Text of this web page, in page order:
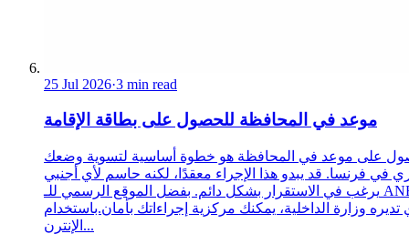
25 Jul 2026·3 min read
موعد في المحافظة للحصول على بطاقة الإقامة
على موعد في المحافظة هو خطوة أساسية لتسوية وضعك
في فرنسا. قد يبدو هذا الإجراء معقدًا، لكنه حاسم لأي أجنبي
يرغب في الاستقرار بشكل دائم. بفضل الموقع الرسمي للـ ANEF،
تديره وزارة الداخلية، يمكنك مركزية إجراءاتك بأمان.باستخدام
الإنترن...